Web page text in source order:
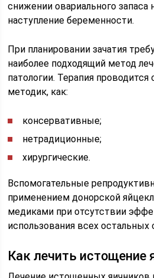
снижении овариального запаса
наступление беременности.
При планировании зачатия
наиболее подходящий метод
патологии. Терапия
методик, как:
консервативные;
нетрадиционные;
хирургические.
Вспомогательные
применением донорской
медиками при отсутствии
использования всех остальных
Как лечить истощение